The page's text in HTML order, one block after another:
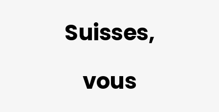
Suisses,
vous